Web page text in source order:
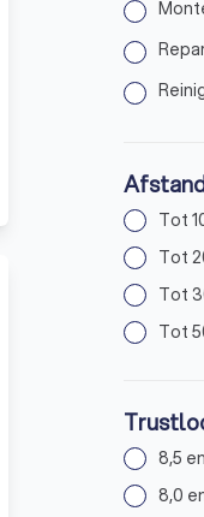
Tot
Tot
Tot
Tot
8,5
8,0